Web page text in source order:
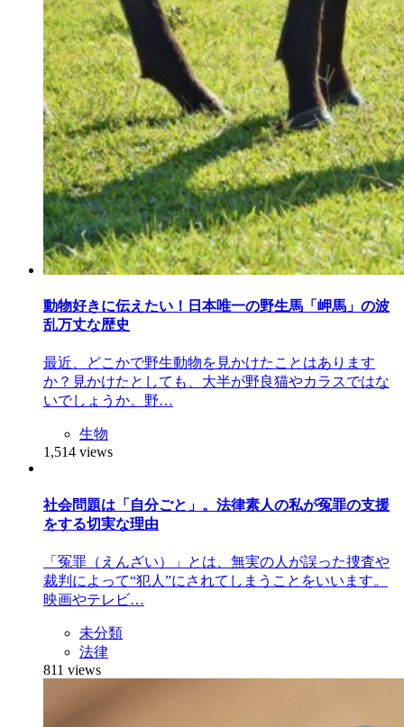
動物好きに伝えたい！日本唯一の野生馬「岬馬」の波
乱万丈な歴史
最近、どこかで野生動物を見かけたことはあります
か？見かけたとしても、大半が野良猫やカラスではな
いでしょうか。野…
生物
1,514 views
社会問題は「自分ごと」。法律素人の私が冤罪の支援
をする切実な理由
「冤罪（えんざい）」とは、無実の人が誤った捜査や
裁判によって“犯人”にされてしまうことをいいます。
映画やテレビ…
未分類
法律
811 views